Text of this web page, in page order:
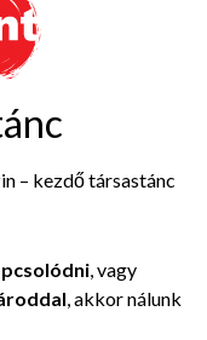
– kezdő társastánc
, vagy
, akkor nálunk